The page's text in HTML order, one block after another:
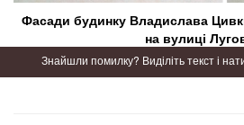
Фасади будинку Владислава
на вулиці
Знайшли помилку? Виділіть текст і